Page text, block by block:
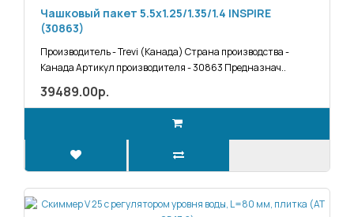
Чашковый пакет 5.5х1.25/1.35/1.4 INSPIRE
(30863)
Производитель - Trevi (Канада) Страна производства -
Канада Артикул производителя - 30863 Предназнач..
39489.00р.